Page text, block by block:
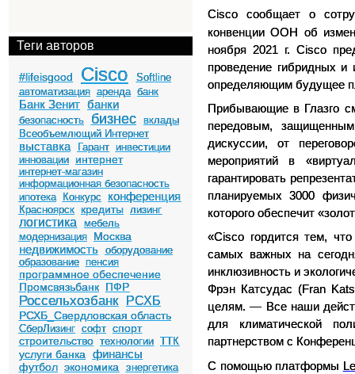
Теги авторов
#lifeisgood Cisco
Softline
автоматизация аренда банк
Банк Зенит банки
безопасность бизнес
вклады
Всеобъемлющий Интернет
выставка Гарант инвестиции
инновации
интернет
интернет-магазин
информационная безопасность
ипотека
Конкурс конференция
Красноярск кредиты лизинг
логистика
мебель
модернизация
Москва
недвижимость оборудование
образование пенсия
программное обеспечение
Промсвязьбанк ПФР
Россельхозбанк РСХБ
РСХБ_Свердловская область
СберЛизинг софт спорт
строительство технологии ТТК
услуги банка финансы
футбол экономика энергетика
Cisco
сообщает о
конвенции ООН об
ноября 2021 г. Cisco
проведение гибридных
определяющим будущее
Прибывающие в Глазго
передовым,
дискуссии, от
мероприятий в
гарантировать
планируемых 3000
которого обеспечит
«Cisco гордится тем,
самых важных на
инклюзивность и
Фрэн Катсудас (Fran
целям. — Все наши
для климатической
партнерством с
С помощью платформы